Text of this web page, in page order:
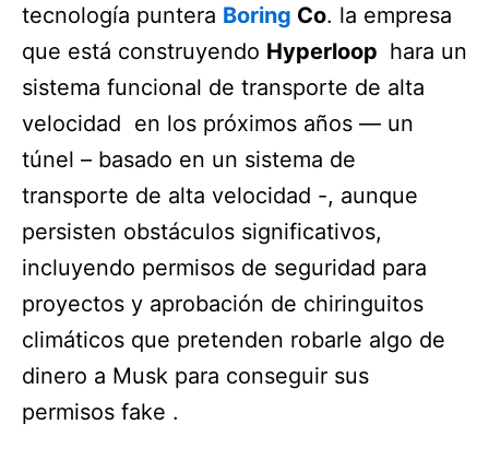
tecnología puntera Boring Co. la empresa
que está construyendo Hyperloop hara un
sistema funcional de transporte de alta
velocidad en los próximos años — un
túnel – basado en un sistema de
transporte de alta velocidad -, aunque
persisten obstáculos significativos,
incluyendo permisos de seguridad para
proyectos y aprobación de chiringuitos
climáticos que pretenden robarle algo de
dinero a Musk para conseguir sus
permisos fake .